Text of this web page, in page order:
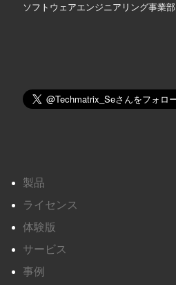
ソフトウェアエンジニアリング事業部
製品
ライセンス
体験版
サービス
事例